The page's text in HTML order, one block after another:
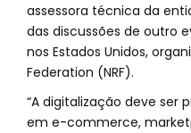
assessora técnica da
das discussões de outro
nos Estados Unidos,
Federation (NRF).
“A digitalização deve ser
em e-commerce,